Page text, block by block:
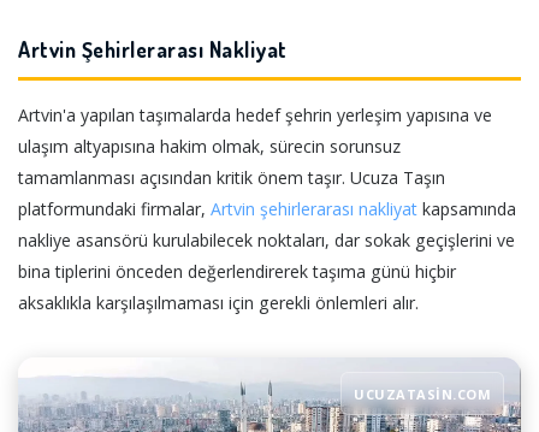
Artvin Şehirlerarası Nakliyat
Artvin'a yapılan taşımalarda hedef şehrin yerleşim yapısına ve
ulaşım altyapısına hakim olmak, sürecin sorunsuz
tamamlanması açısından kritik önem taşır. Ucuza Taşın
platformundaki firmalar, Artvin şehirlerarası nakliyat kapsamında
nakliye asansörü kurulabilecek noktaları, dar sokak geçişlerini ve
bina tiplerini önceden değerlendirerek taşıma günü hiçbir
aksaklıkla karşılaşılmaması için gerekli önlemleri alır.
UCUZATASIN.COM